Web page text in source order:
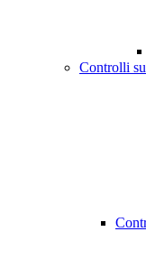
Controlli